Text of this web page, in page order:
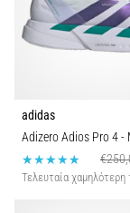
και
Πρόληψη
δρομέα
(runner's
knee),
γνωστό
Άνεση και
Υποστήριξη
adidas
Adizero Adios Pro 4-
Τελευταία χαμηλότερη